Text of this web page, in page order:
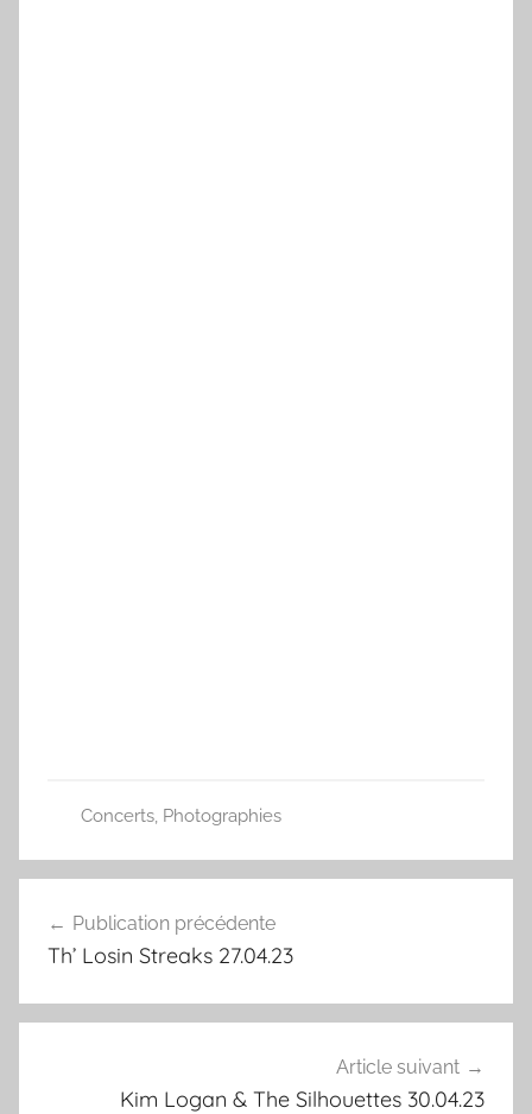
Concerts, Photographies
de
Publication précédente
Th’ Losin Streaks 27.04.23
Article suivant
Kim Logan & The Silhouettes 30.04.23